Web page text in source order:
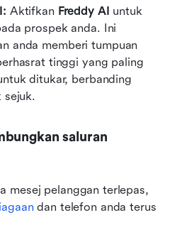
Aktifkan Freddy AI untuk
prospek anda. Ini
anda memberi tumpuan
tinggi yang paling
ditukar, berbanding
sejuk.
saluran
mesej pelanggan terlepas,
dan telefon anda terus